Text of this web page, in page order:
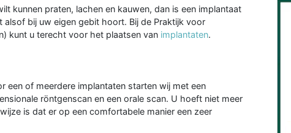
kunnen praten, lachen en kauwen, dan is een implantaat
bij uw eigen gebit hoort. Bij de Praktijk voor
kunt u terecht voor het plaatsen van implantaten.
of meerdere implantaten starten wij met een
röntgenscan en een orale scan. U hoeft niet meer
is dat er op een comfortabele manier een zeer